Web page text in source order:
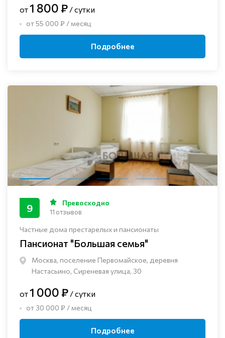
от1 800 ₽ / сутки
от 55 000 ₽ / месяц
Подробнее
Частные дома престарелых и пансионаты
Пансионат "Большая семья"
Москва, поселение Первомайское, деревня
Настасьино, Сиреневая улица, 30
9 Превосходно
11 отзывов
от1 000 ₽ / сутки
от 30 000 ₽ / месяц
Подробнее